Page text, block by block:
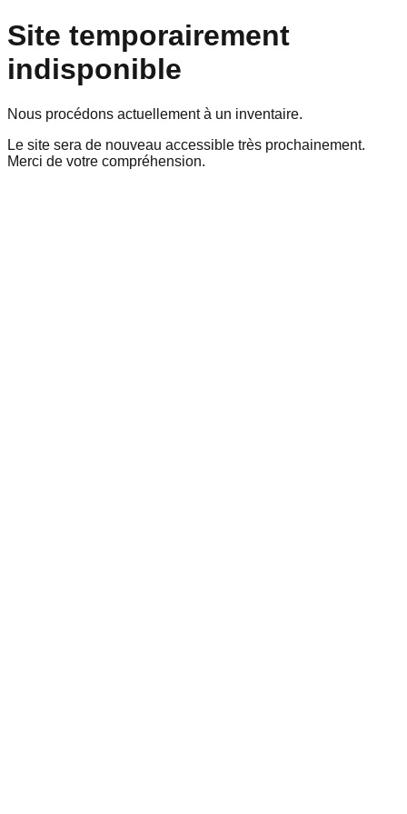
Site temporairement
indisponible
Nous procédons actuellement à un inventaire.
Le site sera de nouveau accessible très prochainement.
Merci de votre compréhension.